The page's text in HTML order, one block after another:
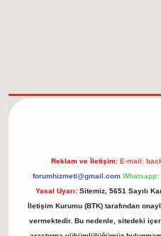
Reklam ve İletişim: E-mail:
forumhizmeti@gmail.com Whatsapp:
Yasal Uyarı: Sitemiz, 5651 Sayılı
İletişim Kurumu (BTK) tarafından
vermektedir. Bu nedenle, sitedeki